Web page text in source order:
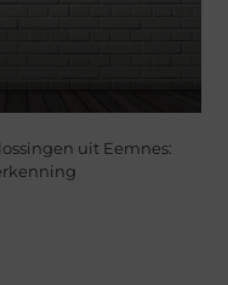
uit Eemnes: